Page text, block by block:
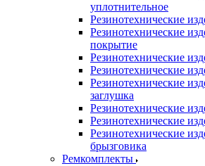
уплотнительное
Резинотехнические
Резинотехнические
покрытие
Резинотехнические
Резинотехнические
Резинотехнические
заглушка
Резинотехнические
Резинотехнические
Резинотехнические
брызговика
Ремкомплекты